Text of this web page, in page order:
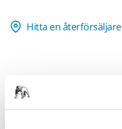
Hitta en återförsäljare